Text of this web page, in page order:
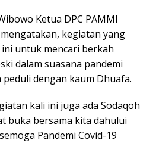
Ketua DPC PAMMI
kegiatan yang
untuk mencari berkah
dalam suasana pandemi
dengan kaum Dhuafa.
kali ini juga ada Sodaqoh
buka bersama kita dahului
Pandemi Covid-19